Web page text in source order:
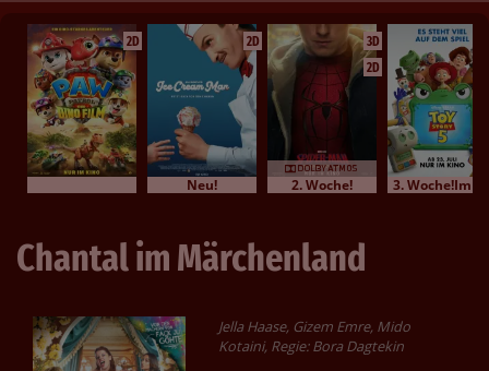
2D 2D
Neu!
3D
2D
2. Woche!
Chantal im Märchenland
Jella Haase, Gizem Emre, Mido
Kotaini, Regie: Bora Dagtekin